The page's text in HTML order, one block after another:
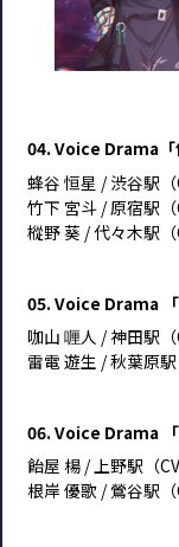
04. Voice Drama「
蜂谷 恒星 / 渋谷駅（
竹下 宮斗 / 原宿駅（
樅野 葵 / 代々木駅（
05. Voice Drama 「
咖山 喱人 / 神田駅（
雷電 遊生 / 秋葉原駅
06. Voice Drama 「
飴屋 楊 / 上野駅（
根岸 優歌 / 鶯谷駅（